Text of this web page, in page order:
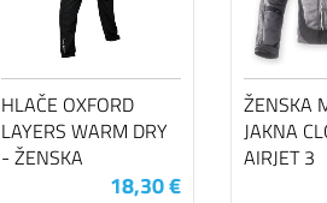
HLAČE OXFORD
LAYERS WARM DRY
- ŽENSKA
18,30 €
ŽENSKA
JAKNA
AIRJET 3